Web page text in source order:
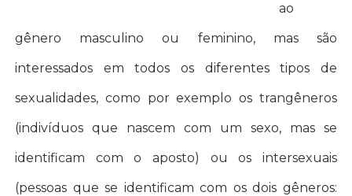
ao
gênero masculino ou feminino, mas são
interessados em todos os diferentes tipos de
sexualidades, como por exemplo os trangêneros
(indivíduos que nascem com um sexo, mas se
identificam com o aposto) ou os intersexuais
(pessoas que se identificam com os dois gêneros: